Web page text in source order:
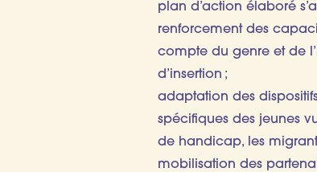
plan d’action élaboré
renforcement des
compte du genre et de
d’insertion ;
adaptation des
spécifiques des jeunes
de handicap, les
mobilisation des